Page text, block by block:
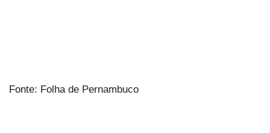
Fonte: Folha de Pernambuco